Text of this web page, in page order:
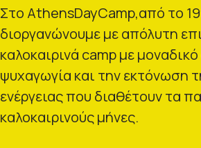
Στο AthensDayCamp,από το
διοργανώνουμε με απόλυτη
καλοκαιρινά camp με
ψυχαγωγία και την εκτόνωση
ενέργειας που διαθέτουν τα
καλοκαιρινούς μήνες.